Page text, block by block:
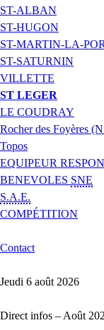
ST-ALBAN
ST-HUGON
ST-MARTIN-LA-
ST-SATURNIN
VILLETTE
ST LEGER
LE COUDRAY
Rocher des Foyères
Topos
EQUIPEUR
BENEVOLES SNE
S.A.E.
COMPÉTITION
Contact
Jeudi 6 août 2026
Direct infos – Août